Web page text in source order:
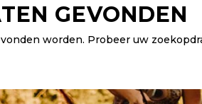
GEVONDEN
worden. Probeer uw